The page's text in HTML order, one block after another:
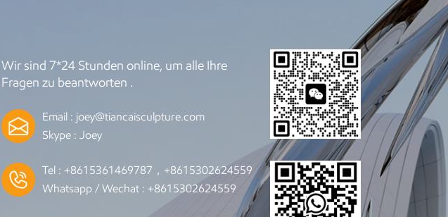
Wir sind 7*24 Stunden online, um alle Ihre
Fragen zu beantworten .
Email : joey@tiancaisculpture.com
Skype :Joey
Tel : +8615361469787，+8615302624559
Whatsapp / Wechat : +8615302624559